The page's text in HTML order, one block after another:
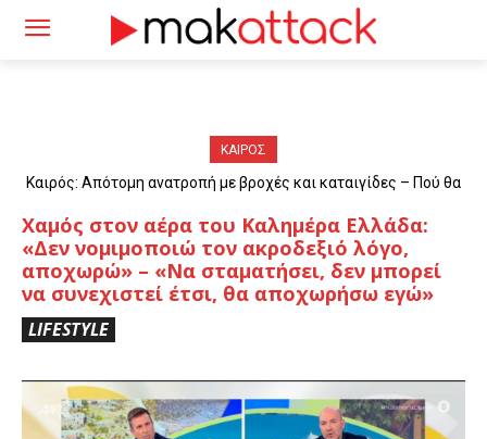
ΚΑΙΡΟΣ
Καιρός: Απότομη ανατροπή με βροχές και καταιγίδες – Πού θα
Χαμός στον αέρα του Καλημέρα Ελλάδα:
«Δεν νομιμοποιώ τον ακροδεξιό λόγο,
αποχωρώ» – «Να σταματήσει, δεν μπορεί
να συνεχιστεί έτσι, θα αποχωρήσω εγώ»
LIFESTYLE